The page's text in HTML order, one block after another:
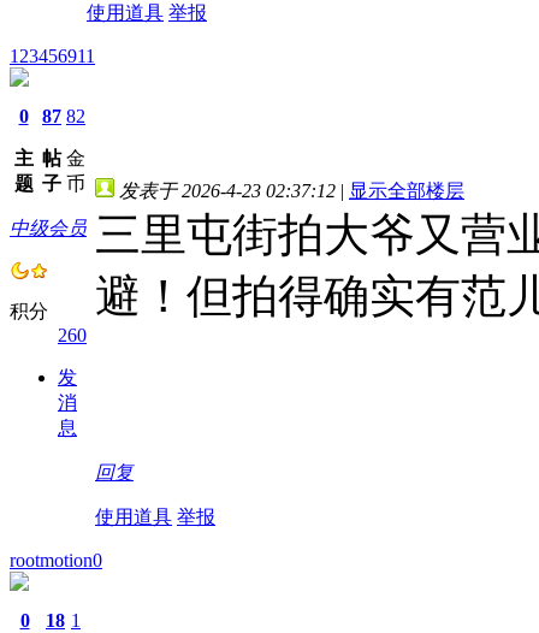
使用道具 举报
123456911
0
主
题
87
帖
子
82
金
币
中级会员
积分
260
发
消
息
发表于 2026-4-23 02:37:12 | 显示全部楼层
三里屯街拍大爷又营
避！但拍得确实有范
回复
使用道具 举报
rootmotion0
0 18 1